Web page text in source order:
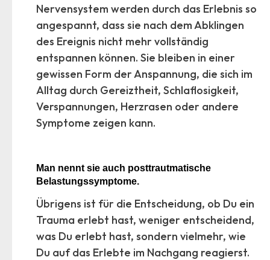
Nervensystem werden durch das Erlebnis so
angespannt, dass sie nach dem Abklingen
des Ereignis nicht mehr vollständig
entspannen können. Sie bleiben in einer
gewissen Form der Anspannung, die sich im
Alltag durch Gereiztheit, Schlaflosigkeit,
Verspannungen, Herzrasen oder andere
Symptome zeigen kann.
Man nennt sie auch posttrautmatische
Belastungssymptome.
Übrigens ist für die Entscheidung, ob Du ein
Trauma erlebt hast, weniger entscheidend,
was Du erlebt hast, sondern vielmehr, wie
Du auf das Erlebte im Nachgang reagierst.